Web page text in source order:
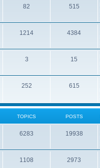
82 515
1214 4384
3 15
252 615
TOPICS POSTS
6283 19938
1108 2973